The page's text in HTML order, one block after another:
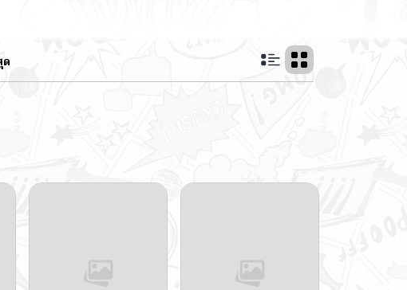
ด